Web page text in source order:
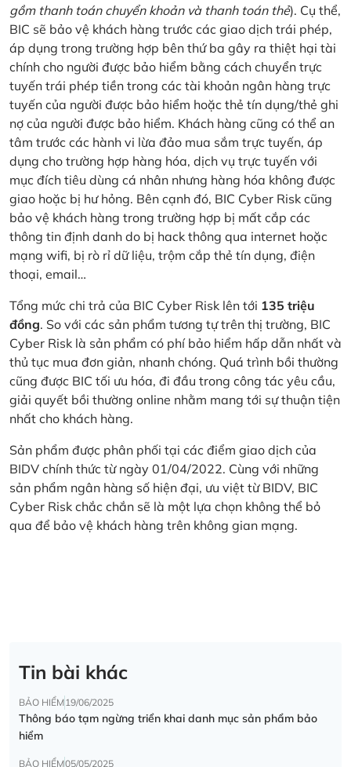
gồm thanh toán chuyển khoản và thanh toán thẻ). Cụ thể,
BIC sẽ bảo vệ khách hàng trước các giao dịch trái phép,
áp dụng trong trường hợp bên thứ ba gây ra thiệt hại tài
chính cho người được bảo hiểm bằng cách chuyển trực
tuyến trái phép tiền trong các tài khoản ngân hàng trực
tuyến của người được bảo hiểm hoặc thẻ tín dụng/thẻ ghi
nợ của người được bảo hiểm. Khách hàng cũng có thể an
tâm trước các hành vi lừa đảo mua sắm trực tuyến, áp
dụng cho trường hợp hàng hóa, dịch vụ trực tuyến với
mục đích tiêu dùng cá nhân nhưng hàng hóa không được
giao hoặc bị hư hỏng. Bên cạnh đó, BIC Cyber Risk cũng
bảo vệ khách hàng trong trường hợp bị mất cắp các
thông tin định danh do bị hack thông qua internet hoặc
mạng wifi, bị rò rỉ dữ liệu, trộm cắp thẻ tín dụng, điện
thoại, email…
Tổng mức chi trả của BIC Cyber Risk lên tới 135 triệu
đồng. So với các sản phẩm tương tự trên thị trường, BIC
Cyber Risk là sản phẩm có phí bảo hiểm hấp dẫn nhất và
thủ tục mua đơn giản, nhanh chóng. Quá trình bồi thường
cũng được BIC tối ưu hóa, đi đầu trong công tác yêu cầu,
giải quyết bồi thường online nhằm mang tới sự thuận tiện
nhất cho khách hàng.
Sản phẩm được phân phối tại các điểm giao dịch của
BIDV chính thức từ ngày 01/04/2022. Cùng với những
sản phẩm ngân hàng số hiện đại, ưu việt từ BIDV, BIC
Cyber Risk chắc chắn sẽ là một lựa chọn không thể bỏ
qua để bảo vệ khách hàng trên không gian mạng.
Tin bài khác
BẢO HIỂM19/06/2025
Thông báo tạm ngừng triển khai danh mục sản phẩm bảo
hiểm
BẢO HIỂM05/05/2025